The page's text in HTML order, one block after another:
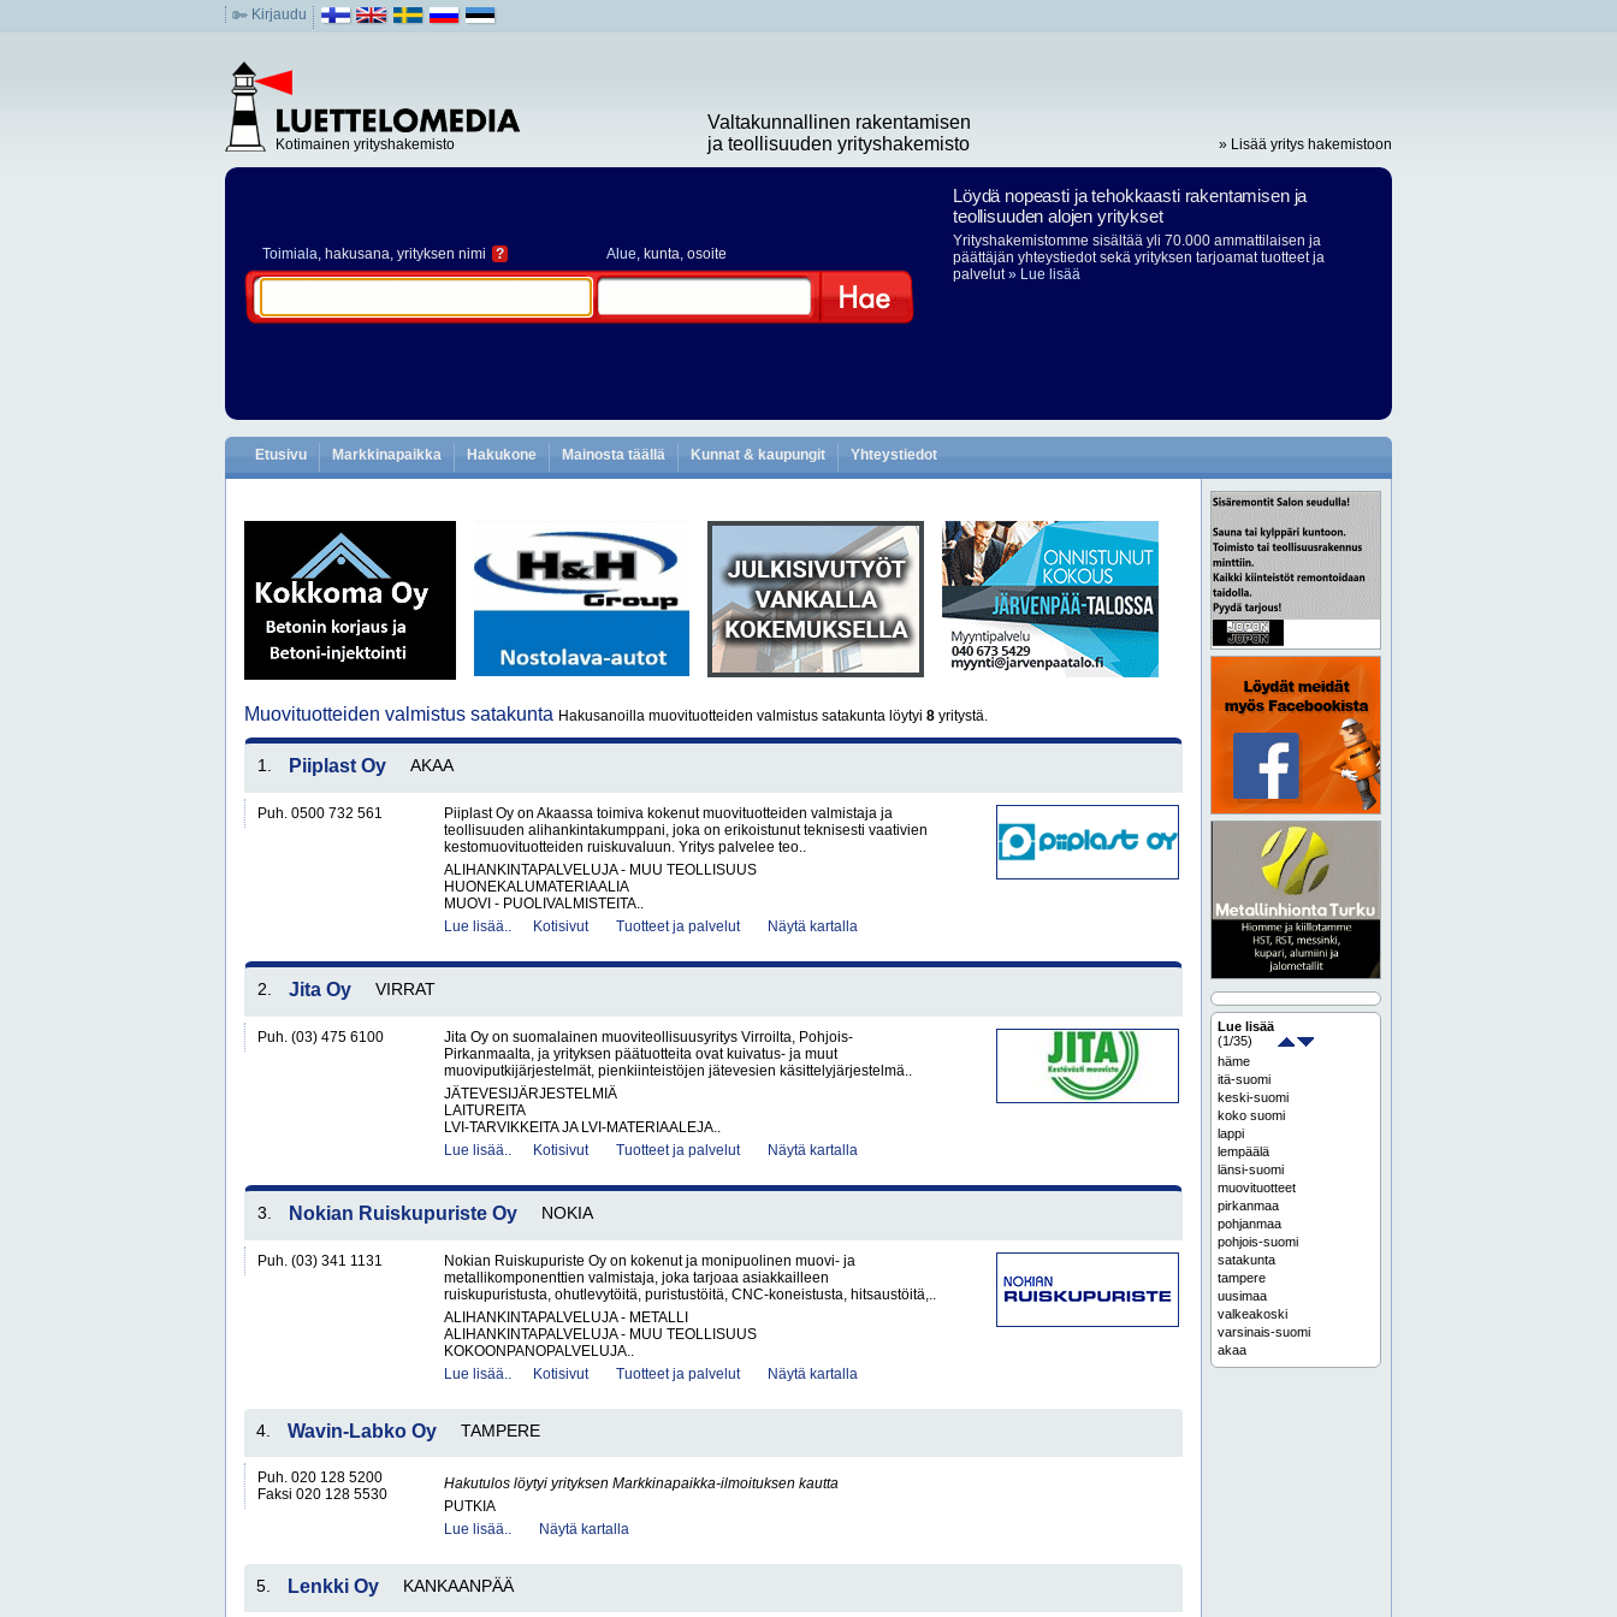
Kirjaudu
Kotimainen yrityshakemisto
Valtakunnallinen rakentamisen
ja teollisuuden yrityshakemisto
» Lisää yritys hakemistoon
Toimiala, hakusana, yrityksen nimi ? Alue, kunta, osoite
Löydä nopeasti ja tehokkaasti rakentamisen ja
teollisuuden alojen yritykset
Yrityshakemistomme sisältää yli 70.000 ammattilaisen ja
päättäjän yhteystiedot sekä yrityksen tarjoamat tuotteet ja
palvelut» Lue lisää
Etusivu Markkinapaikka Hakukone Mainosta täällä Kunnat & kaupungit Yhteystiedot
Muovituotteiden valmistus satakunta Hakusanoilla muovituotteiden valmistus satakunta löytyi 8 yritystä.
1. Piiplast Oy AKAA
Puh. 0500 732 561
Piiplast Oy on Akaassa toimiva kokenut muovituotteiden valmistaja ja
teollisuuden alihankintakumppani, joka on erikoistunut teknisesti vaativien
kestomuovituotteiden ruiskuvaluun. Yritys palvelee teo..
ALIHANKINTAPALVELUJA - MUU TEOLLISUUS
HUONEKALUMATERIAALIA
MUOVI - PUOLIVALMISTEITA..
Lue lisää..
Kotisivut Tuotteet ja palvelut Näytä kartalla
2. Jita Oy VIRRAT
Puh. (03) 475 6100
Jita Oy on suomalainen muoviteollisuusyritys Virroilta, Pohjois-
Pirkanmaalta, ja yrityksen päätuotteita ovat kuivatus- ja muut
muoviputkijärjestelmät, pienkiinteistöjen jätevesien käsittelyjärjestelmä..
JÄTEVESIJÄRJESTELMIÄ
LAITUREITA
LVI-TARVIKKEITA JA LVI-MATERIAALEJA..
Lue lisää..
Kotisivut Tuotteet ja palvelut Näytä kartalla
3. Nokian Ruiskupuriste Oy NOKIA
Puh. (03) 341 1131
Nokian Ruiskupuriste Oy on kokenut ja monipuolinen muovi- ja
metallikomponenttien valmistaja, joka tarjoaa asiakkailleen
ruiskupuristusta, ohutlevytöitä, puristustöitä, CNC-koneistusta, hitsaustöitä,..
ALIHANKINTAPALVELUJA - METALLI
ALIHANKINTAPALVELUJA - MUU TEOLLISUUS
KOKOONPANOPALVELUJA..
Lue lisää..
Kotisivut Tuotteet ja palvelut Näytä kartalla
4. Wavin-Labko Oy TAMPERE
Puh. 020 128 5200
Faksi 020 128 5530
Hakutulos löytyi yrityksen Markkinapaikka-ilmoituksen kautta
PUTKIA
Lue lisää..
Näytä kartalla
5. Lenkki Oy KANKAANPÄÄ
Lue lisää
(1/35)
häme
itä-suomi
keski-suomi
koko suomi
lappi
lempäälä
länsi-suomi
muovituotteet
pirkanmaa
pohjanmaa
pohjois-suomi
satakunta
tampere
uusimaa
valkeakoski
varsinais-suomi
akaa
espoo